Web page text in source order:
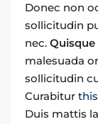
Donec non
sollicitudin
nec.
malesuada
sollicitudin
Curabitur
Duis mattis